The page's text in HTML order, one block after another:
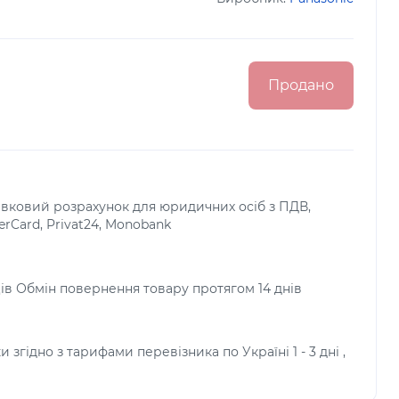
Продано
розрахунок для юридичних осіб з ПДВ,
Privat24, Monobank
Обмін повернення товару протягом 14 днів
згідно з тарифами перевізника по Україні 1 - 3 дні ,